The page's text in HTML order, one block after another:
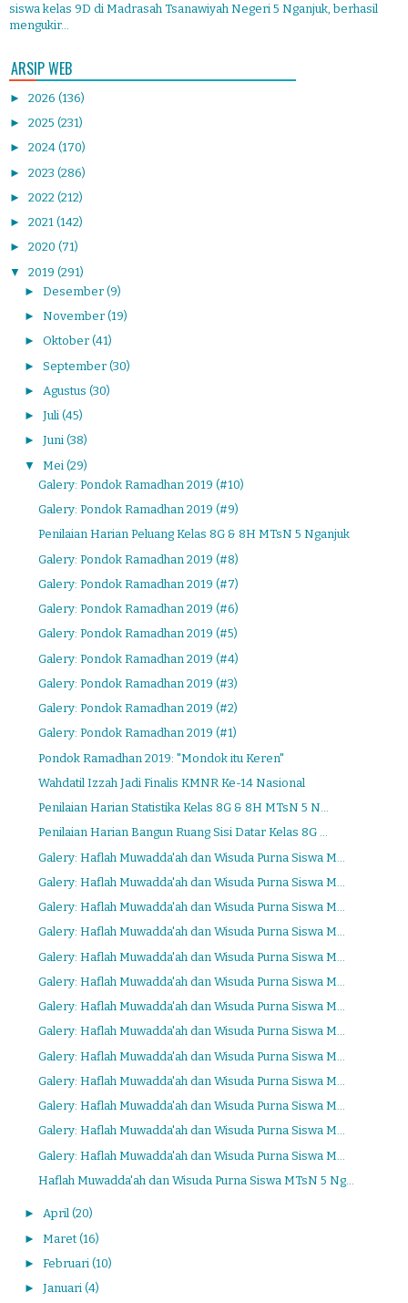
siswa kelas 9D di Madrasah Tsanawiyah Negeri 5 Nganjuk, berhasil
mengukir...
ARSIP WEB
► 2026 (136)
► 2025 (231)
► 2024 (170)
► 2023 (286)
► 2022 (212)
► 2021 (142)
► 2020 (71)
▼ 2019 (291)
► Desember (9)
► November (19)
► Oktober (41)
► September (30)
► Agustus (30)
► Juli (45)
► Juni (38)
▼ Mei (29)
Galery: Pondok Ramadhan 2019 (#10)
Galery: Pondok Ramadhan 2019 (#9)
Penilaian Harian Peluang Kelas 8G & 8H MTsN 5 Nganjuk
Galery: Pondok Ramadhan 2019 (#8)
Galery: Pondok Ramadhan 2019 (#7)
Galery: Pondok Ramadhan 2019 (#6)
Galery: Pondok Ramadhan 2019 (#5)
Galery: Pondok Ramadhan 2019 (#4)
Galery: Pondok Ramadhan 2019 (#3)
Galery: Pondok Ramadhan 2019 (#2)
Galery: Pondok Ramadhan 2019 (#1)
Pondok Ramadhan 2019: "Mondok itu Keren"
Wahdatil Izzah Jadi Finalis KMNR Ke-14 Nasional
Penilaian Harian Statistika Kelas 8G & 8H MTsN 5 N...
Penilaian Harian Bangun Ruang Sisi Datar Kelas 8G ...
Galery: Haflah Muwadda'ah dan Wisuda Purna Siswa M...
Galery: Haflah Muwadda'ah dan Wisuda Purna Siswa M...
Galery: Haflah Muwadda'ah dan Wisuda Purna Siswa M...
Galery: Haflah Muwadda'ah dan Wisuda Purna Siswa M...
Galery: Haflah Muwadda'ah dan Wisuda Purna Siswa M...
Galery: Haflah Muwadda'ah dan Wisuda Purna Siswa M...
Galery: Haflah Muwadda'ah dan Wisuda Purna Siswa M...
Galery: Haflah Muwadda'ah dan Wisuda Purna Siswa M...
Galery: Haflah Muwadda'ah dan Wisuda Purna Siswa M...
Galery: Haflah Muwadda'ah dan Wisuda Purna Siswa M...
Galery: Haflah Muwadda'ah dan Wisuda Purna Siswa M...
Galery: Haflah Muwadda'ah dan Wisuda Purna Siswa M...
Galery: Haflah Muwadda'ah dan Wisuda Purna Siswa M...
Haflah Muwadda'ah dan Wisuda Purna Siswa MTsN 5 Ng...
► April (20)
► Maret (16)
► Februari (10)
► Januari (4)